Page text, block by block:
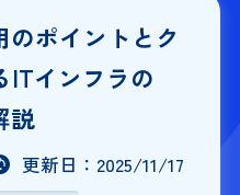
のポイントとク
ITインフラの
説
更新日： 2025/11/17